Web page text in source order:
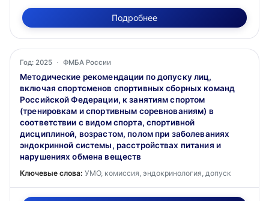
Подробнее
Год: 2025 · ФМБА России
Методические рекомендации по допуску лиц,
включая спортсменов спортивных сборных команд
Российской Федерации, к занятиям спортом
(тренировкам и спортивным соревнованиям) в
соответствии с видом спорта, спортивной
дисциплиной, возрастом, полом при заболеваниях
эндокринной системы, расстройствах питания и
нарушениях обмена веществ
Ключевые слова: УМО, комиссия, эндокринология, допуск